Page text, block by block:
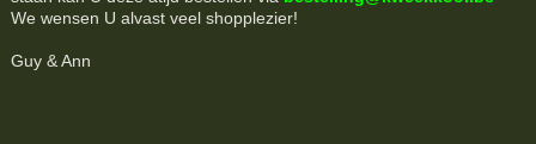
We wensen U alvast veel shopplezier!
Guy & Ann